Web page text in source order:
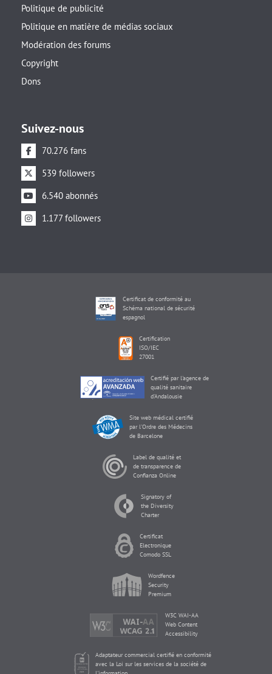
Politique de publicité
Politique en matière de médias sociaux
Modération des forums
Copyright
Dons
Suivez-nous
70.276 fans
539 followers
6.540 abonnés
1.177 followers
Certificat de conformité au
Schéma national de sécurité
espagnol
Certification
ISO/IEC
27001
Certifié par l'agence de
qualité sanitaire
d'Andalousie
Site web médical certifié
par l'Ordre des Médecins
de Barcelone
Label de qualité et
de transparence de
Confianza Online
Signatory of
the Diversity
Charter
Certificat
Electronique
Comodo SSL
Wordfence
Security
Premium
W3C WAI-AA
Web Content
Accessibility
Adaptateur commercial certifié en conformité
avec la Loi sur les services de la société de